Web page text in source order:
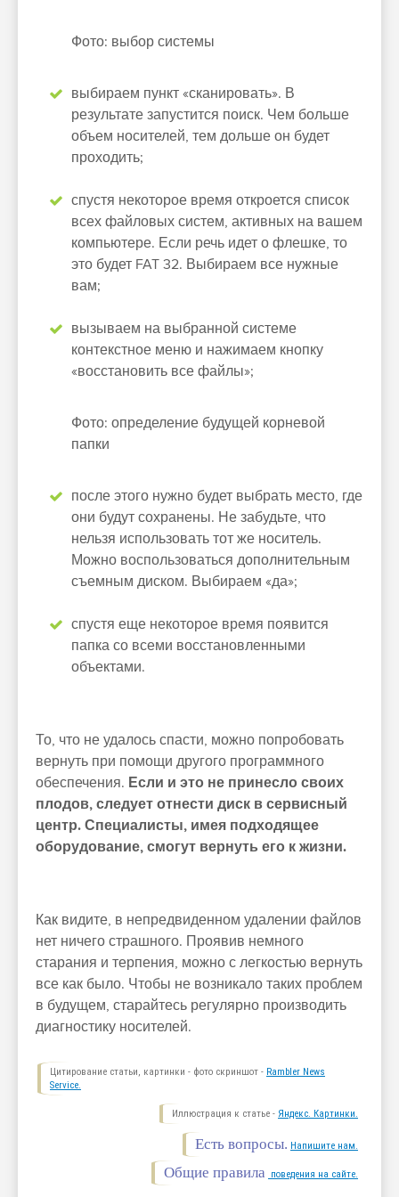
Фото: выбор системы
выбираем пункт «сканировать». В
результате запустится поиск. Чем больше
объем носителей, тем дольше он будет
проходить;
спустя некоторое время откроется список
всех файловых систем, активных на вашем
компьютере. Если речь идет о флешке, то
это будет FAT 32. Выбираем все нужные
вам;
вызываем на выбранной системе
контекстное меню и нажимаем кнопку
«восстановить все файлы»;
Фото: определение будущей корневой
папки
после этого нужно будет выбрать место, где
они будут сохранены. Не забудьте, что
нельзя использовать тот же носитель.
Можно воспользоваться дополнительным
съемным диском. Выбираем «да»;
спустя еще некоторое время появится
папка со всеми восстановленными
объектами.
То, что не удалось спасти, можно попробовать
вернуть при помощи другого программного
обеспечения. Если и это не принесло своих
плодов, следует отнести диск в сервисный
центр. Специалисты, имея подходящее
оборудование, смогут вернуть его к жизни.
Как видите, в непредвиденном удалении файлов
нет ничего страшного. Проявив немного
старания и терпения, можно с легкостью вернуть
все как было. Чтобы не возникало таких проблем
в будущем, старайтесь регулярно производить
диагностику носителей.
Цитирование статьи, картинки - фото скриншот - Rambler News
Service.
Иллюстрация к статье - Яндекс. Картинки.
Есть вопросы. Напишите нам.
Общие правила поведения на сайте.